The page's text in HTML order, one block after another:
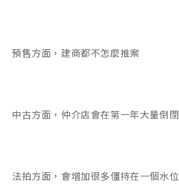
預售方面，建商都不怎麼推案
中古方面，仲介店會在第一年大量倒閉
法拍方面，會增加很多僵持在一個水位